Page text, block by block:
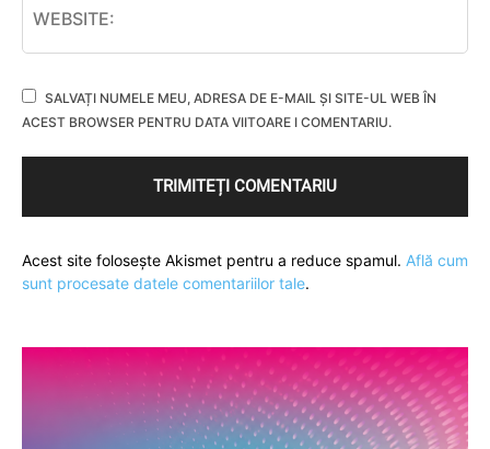
SALVAȚI NUMELE MEU, ADRESA DE E-MAIL ȘI SITE-UL WEB ÎN
ACEST BROWSER PENTRU DATA VIITOARE I COMENTARIU.
Acest site folosește Akismet pentru a reduce spamul. Află cum
sunt procesate datele comentariilor tale.